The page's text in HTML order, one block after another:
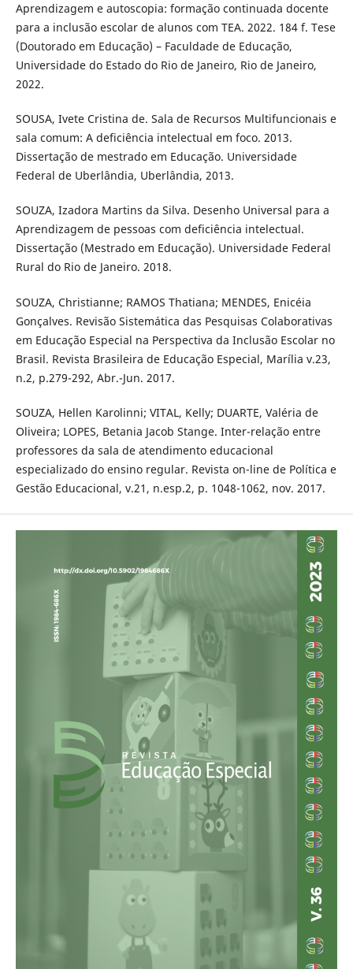
Aprendizagem e autoscopia: formação continuada docente
para a inclusão escolar de alunos com TEA. 2022. 184 f. Tese
(Doutorado em Educação) – Faculdade de Educação,
Universidade do Estado do Rio de Janeiro, Rio de Janeiro,
2022.
SOUSA, Ivete Cristina de. Sala de Recursos Multifuncionais e
sala comum: A deficiência intelectual em foco. 2013.
Dissertação de mestrado em Educação. Universidade
Federal de Uberlândia, Uberlândia, 2013.
SOUZA, Izadora Martins da Silva. Desenho Universal para a
Aprendizagem de pessoas com deficiência intelectual.
Dissertação (Mestrado em Educação). Universidade Federal
Rural do Rio de Janeiro. 2018.
SOUZA, Christianne; RAMOS Thatiana; MENDES, Enicéia
Gonçalves. Revisão Sistemática das Pesquisas Colaborativas
em Educação Especial na Perspectiva da Inclusão Escolar no
Brasil. Revista Brasileira de Educação Especial, Marília v.23,
n.2, p.279-292, Abr.-Jun. 2017.
SOUZA, Hellen Karolinni; VITAL, Kelly; DUARTE, Valéria de
Oliveira; LOPES, Betania Jacob Stange. Inter-relação entre
professores da sala de atendimento educacional
especializado do ensino regular. Revista on-line de Política e
Gestão Educacional, v.21, n.esp.2, p. 1048-1062, nov. 2017.